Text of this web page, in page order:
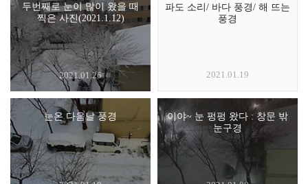
두번째로 눈이 많이 왔을 때
찍은 사진(2021.1.12)
2021.01.26
파도 소리/ 바다 풍경/ 해 뜨는
풍경
2021.01.19
눈온 다음날 풍경
이야~ 눈 펑펑 왔다 : 창문 밖
눈구경